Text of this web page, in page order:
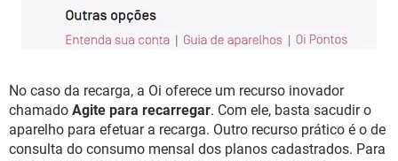
No caso da recarga, a Oi oferece um recurso inovador
chamado Agite para recarregar. Com ele, basta sacudir o
aparelho para efetuar a recarga. Outro recurso prático é o de
consulta do consumo mensal dos planos cadastrados. Para